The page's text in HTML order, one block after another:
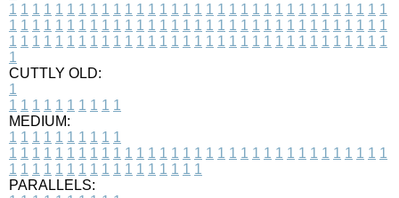
1 1 1 1 1 1 1 1 1 1 1 1 1 1 1 1 1 1 1 1 1 1 1 1 1 1 1 1 1 1 1 1 1
1 1 1 1 1 1 1 1 1 1 1 1 1 1 1 1 1 1 1 1 1 1 1 1 1 1 1 1 1 1 1 1 1
1 1 1 1 1 1 1 1 1 1 1 1 1 1 1 1 1 1 1 1 1 1 1 1 1 1 1 1 1 1 1 1 1
1
CUTTLY OLD:
1
1 1 1 1 1 1 1 1 1 1
MEDIUM:
1 1 1 1 1 1 1 1 1 1
1 1 1 1 1 1 1 1 1 1 1 1 1 1 1 1 1 1 1 1 1 1 1 1 1 1 1 1 1 1 1 1 1
1 1 1 1 1 1 1 1 1 1 1 1 1 1 1 1 1
PARALLELS: